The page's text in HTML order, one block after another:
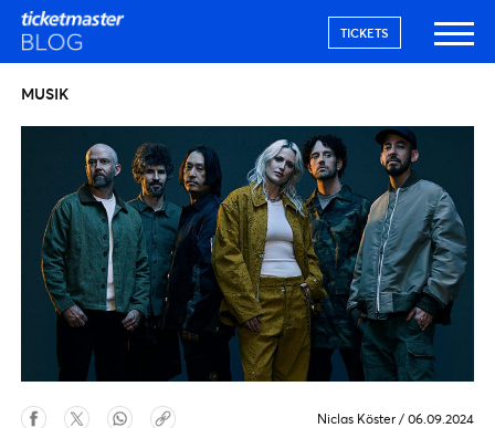
TICKETS
MUSIK
Niclas Köster / 06.09.2024